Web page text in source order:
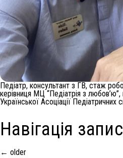
Педіатр, консультант з ГВ, стаж
керівниця МЦ “Педіатрія з
Української Асоціації Педіатричних
Навігація
← older